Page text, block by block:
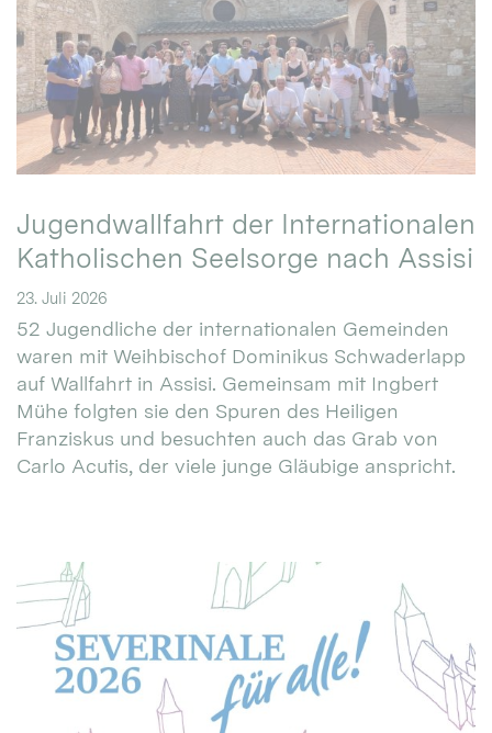
Jugendwallfahrt der Internationalen
Katholischen Seelsorge nach Assisi
23. Juli 2026
52 Jugendliche der internationalen Gemeinden
waren mit Weihbischof Dominikus Schwaderlapp
auf Wallfahrt in Assisi. Gemeinsam mit Ingbert
Mühe folgten sie den Spuren des Heiligen
Franziskus und besuchten auch das Grab von
Carlo Acutis, der viele junge Gläubige anspricht.